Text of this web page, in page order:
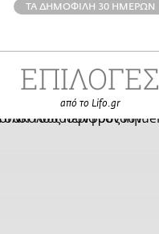
ΤΑ ΔΗΜΟΦΙΛΗ 30 ΗΜΕΡΩΝ
ΕΠΙΛΟΓΕΣ
από το Lifo.gr